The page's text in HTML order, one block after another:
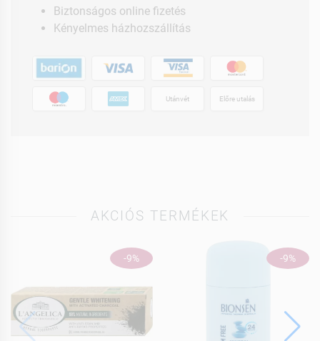
Biztonságos online fizetés
Kényelmes házhozszállítás
Utánvét Előre utalás
AKCIÓS TERMÉKEK
-9% -9%